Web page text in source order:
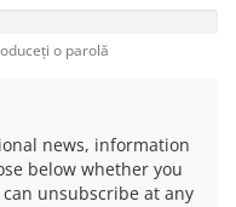
o parolă
news, information
below whether you
unsubscribe at any